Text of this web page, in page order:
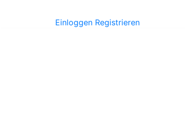
Einloggen Registrieren